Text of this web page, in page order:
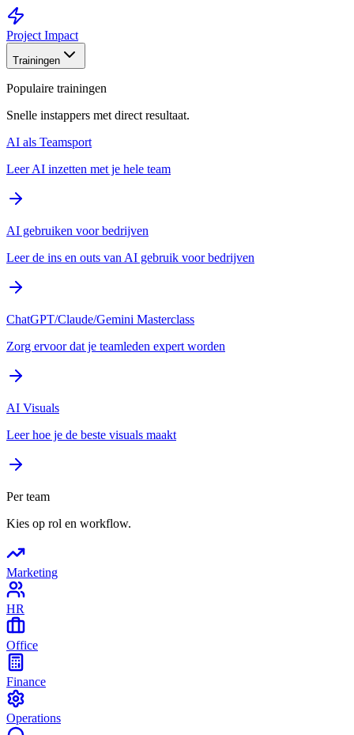
Project Impact
Trainingen
Populaire trainingen
Snelle instappers met direct resultaat.
AI als Teamsport
Leer AI inzetten met je hele team
AI gebruiken voor bedrijven
Leer de ins en outs van AI gebruik voor bedrijven
ChatGPT/Claude/Gemini Masterclass
Zorg ervoor dat je teamleden expert worden
AI Visuals
Leer hoe je de beste visuals maakt
Per team
Kies op rol en workflow.
Marketing
HR
Office
Finance
Operations